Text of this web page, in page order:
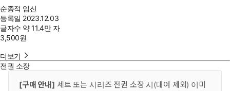
순종적 임신
등록일 2023.12.03
글자수 약 11.4만 자
3,500원
더보기
전권 소장
[구매 안내] 세트 또는 시리즈 전권 소장 시(대여 제외) 이미